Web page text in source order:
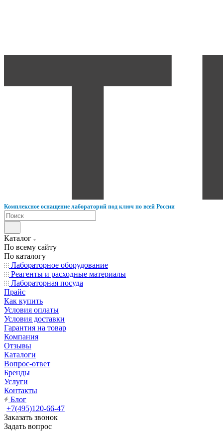
Комплексное оснащение лабораторий под ключ по всей России
Каталог
По всему сайту
По каталогу
Лабораторное оборудование
Реагенты и расходные материалы
Лабораторная посуда
Прайс
Как купить
Условия оплаты
Условия доставки
Гарантия на товар
Компания
Отзывы
Каталоги
Вопрос-ответ
Бренды
Услуги
Контакты
Блог
+7(495)120-66-47
Заказать звонок
Задать вопрос